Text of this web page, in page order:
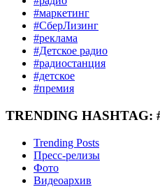
#маркетинг
#СберЛизинг
#реклама
#Детское радио
#радиостанция
#детское
#премия
TRENDING HASHTAG:
Trending Posts
Пресс-релизы
Фото
Видеоархив